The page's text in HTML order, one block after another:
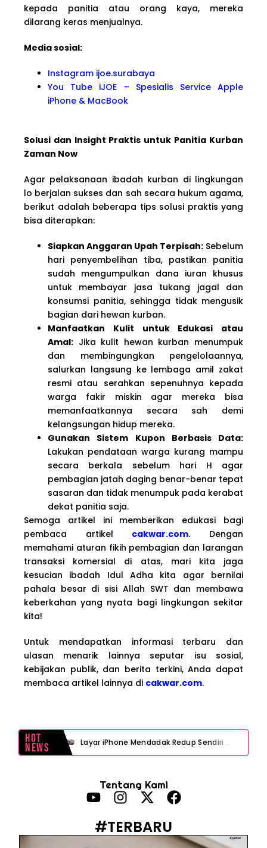
kepada panitia atau orang kaya, mereka
dilarang keras menjualnya.
Media sosial:
Instagram ijoe.surabaya
You Tube iJOE – Spesialis Service Apple
iPhone & MacBook
Solusi dan Insight Praktis untuk Panitia Kurban
Zaman Now
Agar pelaksanaan ibadah kurban di lingkungan
lo berjalan sukses dan sah secara hukum agama,
berikut adalah beberapa tips solusi praktis yang
bisa diterapkan:
Siapkan Anggaran Upah Terpisah: Sebelum
hari penyembelihan tiba, pastikan panitia
sudah mengumpulkan dana iuran khusus
untuk membayar jasa tukang jagal dan
konsumsi panitia, sehingga tidak mengusik
bagian dari hewan kurban.
Manfaatkan Kulit untuk Edukasi atau
Amal: Jika kulit hewan kurban menumpuk
dan membingungkan pengelolaannya,
salurkan langsung ke lembaga amil zakat
resmi atau serahkan sepenuhnya kepada
warga fakir miskin agar mereka bisa
memanfaatkannya secara sah demi
kelangsungan hidup mereka.
Gunakan Sistem Kupon Berbasis Data:
Lakukan pendataan warga kurang mampu
secara berkala sebelum hari H agar
pembagian jatah daging benar-benar tepat
sasaran dan tidak menumpuk pada kerabat
dekat panitia saja.
Semoga artikel ini memberikan edukasi bagi
pembaca artikel cakwar.com. Dengan
memahami aturan fikih pembagian dan larangan
transaksi komersial di atas, mari kita jaga
kesucian ibadah Idul Adha kita agar bernilai
pahala besar di sisi Allah SWT dan membawa
keberkahan yang nyata bagi lingkungan sekitar
kita!
Untuk mendapatkan informasi terbaru dan
ulasan menarik lainnya seputar isu sosial,
kebijakan publik, dan berita terkini, Anda dapat
membaca artikel lainnya di cakwar.com.
Hot
News Layar iPhone Mendadak Redup Sendiri Padahal Auto-Brightness Mati? Ini Penyebab & Solusinya!
Prabowo Sebut ‘Londo Ireng’, Ray Rangkuti Desak DPR Bersikap, Ini Ulasan Politiknya
Tentang Kami
#TERBARU